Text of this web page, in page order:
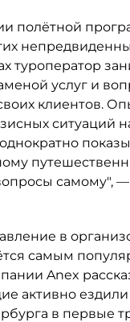
полётной
туроператор
услуг и
клиентов.
ситуаций
самому",
в
самым
Anex
активно
в первые